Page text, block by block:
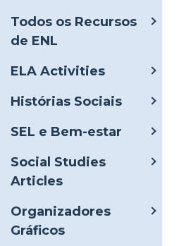
Todos os Recursos
de ENL
ELA Activities
Histórias Sociais
SEL e Bem-estar
Social Studies
Articles
Organizadores
Gráficos